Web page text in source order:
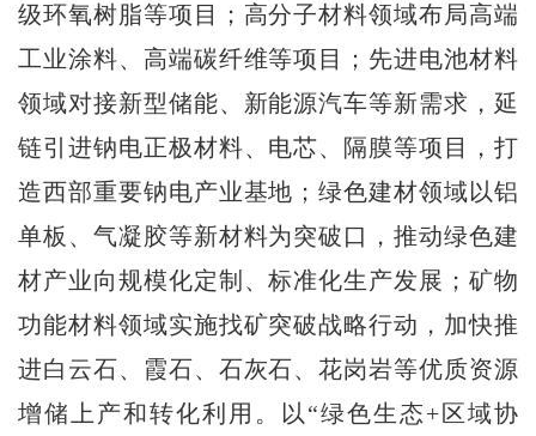
级环氧树脂等项目；高分子材料领域布局高端
工业涂料、高端碳纤维等项目；先进电池材料
领域对接新型储能、新能源汽车等新需求，延
链引进钠电正极材料、电芯、隔膜等项目，打
造西部重要钠电产业基地；绿色建材领域以铝
单板、气凝胶等新材料为突破口，推动绿色建
材产业向规模化定制、标准化生产发展；矿物
功能材料领域实施找矿突破战略行动，加快推
进白云石、霞石、石灰石、花岗岩等优质资源
增储上产和转化利用。以“绿色生态+区域协